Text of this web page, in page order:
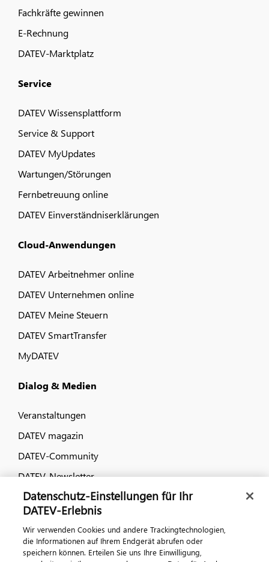
Fachkräfte gewinnen
E-Rechnung
DATEV-Marktplatz
Service
DATEV Wissensplattform
Service & Support
DATEV MyUpdates
Wartungen/Störungen
Fernbetreuung online
DATEV Einverständniserklärungen
Cloud-Anwendungen
DATEV Arbeitnehmer online
DATEV Unternehmen online
DATEV Meine Steuern
DATEV SmartTransfer
MyDATEV
Dialog & Medien
Veranstaltungen
DATEV magazin
DATEV-Community
DATEV-Newsletter
DATEV Ratgeber
Kontaktieren Sie uns
Datenschutz-Einstellungen für Ihr
DATEV-Erlebnis
Wir verwenden Cookies und andere Trackingtechnologien,
die Informationen auf Ihrem Endgerät abrufen oder
speichern können. Erteilen Sie uns Ihre Einwilligung,